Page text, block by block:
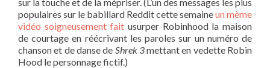
populaires sur le babillard Reddit cette semaineun mème
vidéo soigneusement fait usurper Robinhood la maison
de courtage en réécrivant les paroles sur un numéro de
chanson et de danse de Shrek 3mettant en vedette Robin
Hood le personnage fictif.)